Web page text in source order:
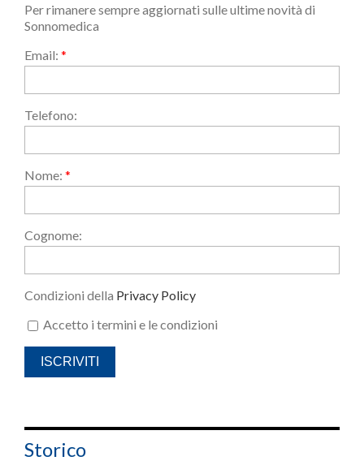
Per rimanere sempre aggiornati sulle ultime novità di
Sonnomedica
Email: *
Telefono:
Nome: *
Cognome:
Condizioni della Privacy Policy
Accetto i termini e le condizioni
Storico